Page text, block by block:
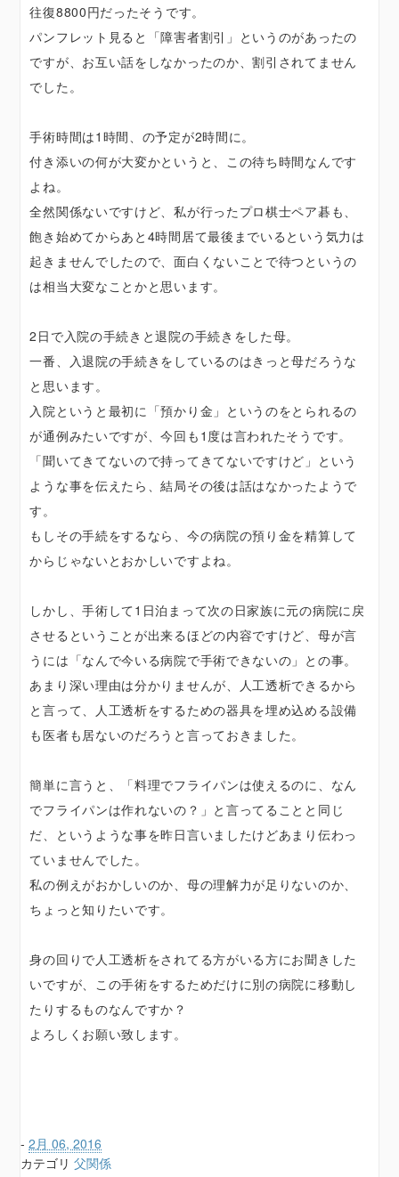
往復8800円だったそうです。
パンフレット見ると「障害者割引」というのがあったの
ですが、お互い話をしなかったのか、割引されてません
でした。
手術時間は1時間、の予定が2時間に。
付き添いの何が大変かというと、この待ち時間なんです
よね。
全然関係ないですけど、私が行ったプロ棋士ペア碁も、
飽き始めてからあと4時間居て最後までいるという気力は
起きませんでしたので、面白くないことで待つというの
は相当大変なことかと思います。
2日で入院の手続きと退院の手続きをした母。
一番、入退院の手続きをしているのはきっと母だろうな
と思います。
入院というと最初に「預かり金」というのをとられるの
が通例みたいですが、今回も1度は言われたそうです。
「聞いてきてないので持ってきてないですけど」という
ような事を伝えたら、結局その後は話はなかったようで
す。
もしその手続をするなら、今の病院の預り金を精算して
からじゃないとおかしいですよね。
しかし、手術して1日泊まって次の日家族に元の病院に戻
させるということが出来るほどの内容ですけど、母が言
うには「なんで今いる病院で手術できないの」との事。
あまり深い理由は分かりませんが、人工透析できるから
と言って、人工透析をするための器具を埋め込める設備
も医者も居ないのだろうと言っておきました。
簡単に言うと、「料理でフライパンは使えるのに、なん
でフライパンは作れないの？」と言ってることと同じ
だ、というような事を昨日言いましたけどあまり伝わっ
ていませんでした。
私の例えがおかしいのか、母の理解力が足りないのか、
ちょっと知りたいです。
身の回りで人工透析をされてる方がいる方にお聞きした
いですが、この手術をするためだけに別の病院に移動し
たりするものなんですか？
よろしくお願い致します。
-2月 06, 2016
カテゴリ父関係